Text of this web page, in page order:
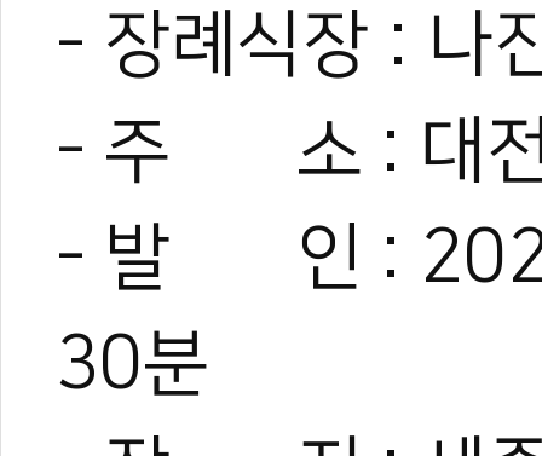
- 장례식장 : 나
- 주 소 : 대전
- 발 인 : 2022
30분